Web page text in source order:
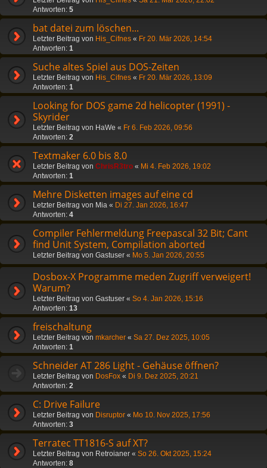
Antworten: 5
bat datei zum löschen...
Letzter Beitrag von His_Cifnes « Fr 20. Mär 2026, 14:54
Antworten: 1
Suche altes Spiel aus DOS-Zeiten
Letzter Beitrag von His_Cifnes « Fr 20. Mär 2026, 13:09
Antworten: 1
Looking for DOS game 2d helicopter (1991) -
Skyrider
Letzter Beitrag von HaWe « Fr 6. Feb 2026, 09:56
Antworten: 2
Textmaker 6.0 bis 8.0
Letzter Beitrag von ChrisR3tro « Mi 4. Feb 2026, 19:02
Antworten: 1
Mehre Disketten images auf eine cd
Letzter Beitrag von Mia « Di 27. Jan 2026, 16:47
Antworten: 4
Compiler Fehlermeldung Freepascal 32 Bit; Cant
find Unit System, Compilation aborted
Letzter Beitrag von Gastuser « Mo 5. Jan 2026, 20:55
Dosbox-X Programme meden Zugriff verweigert!
Warum?
Letzter Beitrag von Gastuser « So 4. Jan 2026, 15:16
Antworten: 13
freischaltung
Letzter Beitrag von mkarcher « Sa 27. Dez 2025, 10:05
Antworten: 1
Schneider AT 286 Light - Gehäuse öffnen?
Letzter Beitrag von DosFox « Di 9. Dez 2025, 20:21
Antworten: 2
C: Drive Failure
Letzter Beitrag von Disruptor « Mo 10. Nov 2025, 17:56
Antworten: 3
Terratec TT1816-S auf XT?
Letzter Beitrag von Retroianer « So 26. Okt 2025, 15:24
Antworten: 8